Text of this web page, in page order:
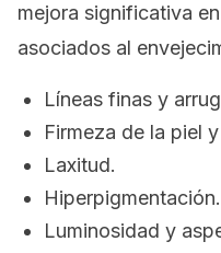
mejora significativa
asociados al
Líneas finas y
Firmeza de la piel
Laxitud.
Hiperpigmentación.
Luminosidad y